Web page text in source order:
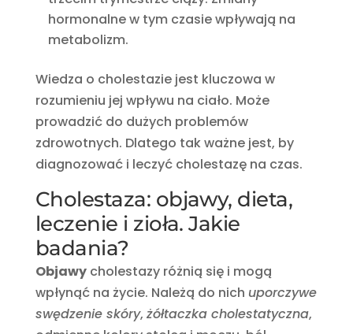
hormonalne w tym czasie wpływają na
metabolizm.
Wiedza o cholestazie jest kluczowa w
rozumieniu jej wpływu na ciało. Może
prowadzić do dużych problemów
zdrowotnych. Dlatego tak ważne jest, by
diagnozować i leczyć cholestazę na czas.
Cholestaza: objawy, dieta,
leczenie i zioła. Jakie
badania?
Objawycholestazy różnią się i mogą
wpłynąć na życie. Należą do nich uporczywe
swędzenie skóry, żółtaczka cholestatyczna,